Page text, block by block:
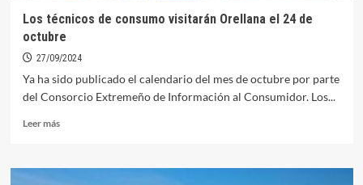
Los técnicos de consumo visitarán Orellana el 24 de
octubre
27/09/2024
Ya ha sido publicado el calendario del mes de octubre por parte
del Consorcio Extremeño de Información al Consumidor. Los...
Leer másLeer
Los